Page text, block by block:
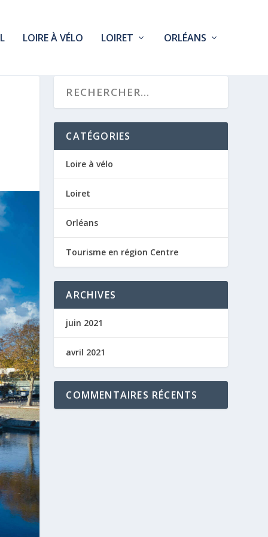
LOIRE À VÉLO LOIRET ORLÉANS
CATÉGORIES
Loire à vélo
Loiret
Orléans
Tourisme en région Centre
ARCHIVES
juin 2021
avril 2021
COMMENTAIRES RÉCENTS